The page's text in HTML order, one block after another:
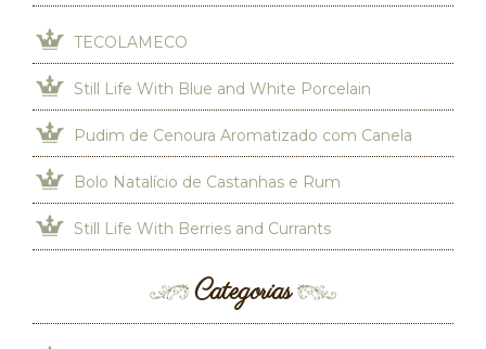
TECOLAMECO
Still Life With Blue and White Porcelain
Pudim de Cenoura Aromatizado com Canela
Bolo Natalício de Castanhas e Rum
Still Life With Berries and Currants
Categorias